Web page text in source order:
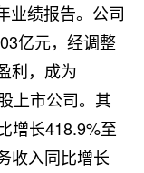
业绩报告。公司
亿元，经调整
利，成为
上市公司。其
增长418.9%至
收入同比增长